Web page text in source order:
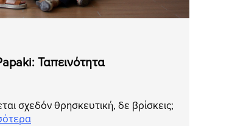
Ταπεινότητα
σχεδόν θρησκευτική, δε βρίσκεις;